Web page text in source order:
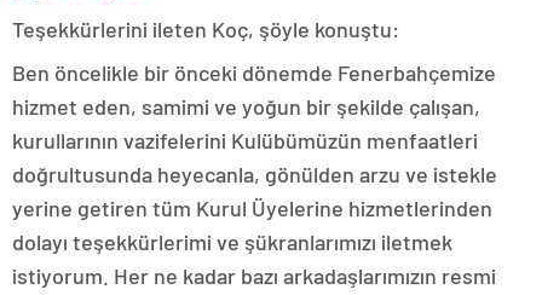
Teşekkürlerini ileten Koç, şöyle konuştu:
Ben öncelikle bir önceki dönemde Fenerbahçemize
hizmet eden, samimi ve yoğun bir şekilde çalışan,
kurullarının vazifelerini Kulübümüzün menfaatleri
doğrultusunda heyecanla, gönülden arzu ve istekle
yerine getiren tüm Kurul Üyelerine hizmetlerinden
dolayı teşekkürlerimi ve şükranlarımızı iletmek
istiyorum. Her ne kadar bazı arkadaşlarımızın resmi